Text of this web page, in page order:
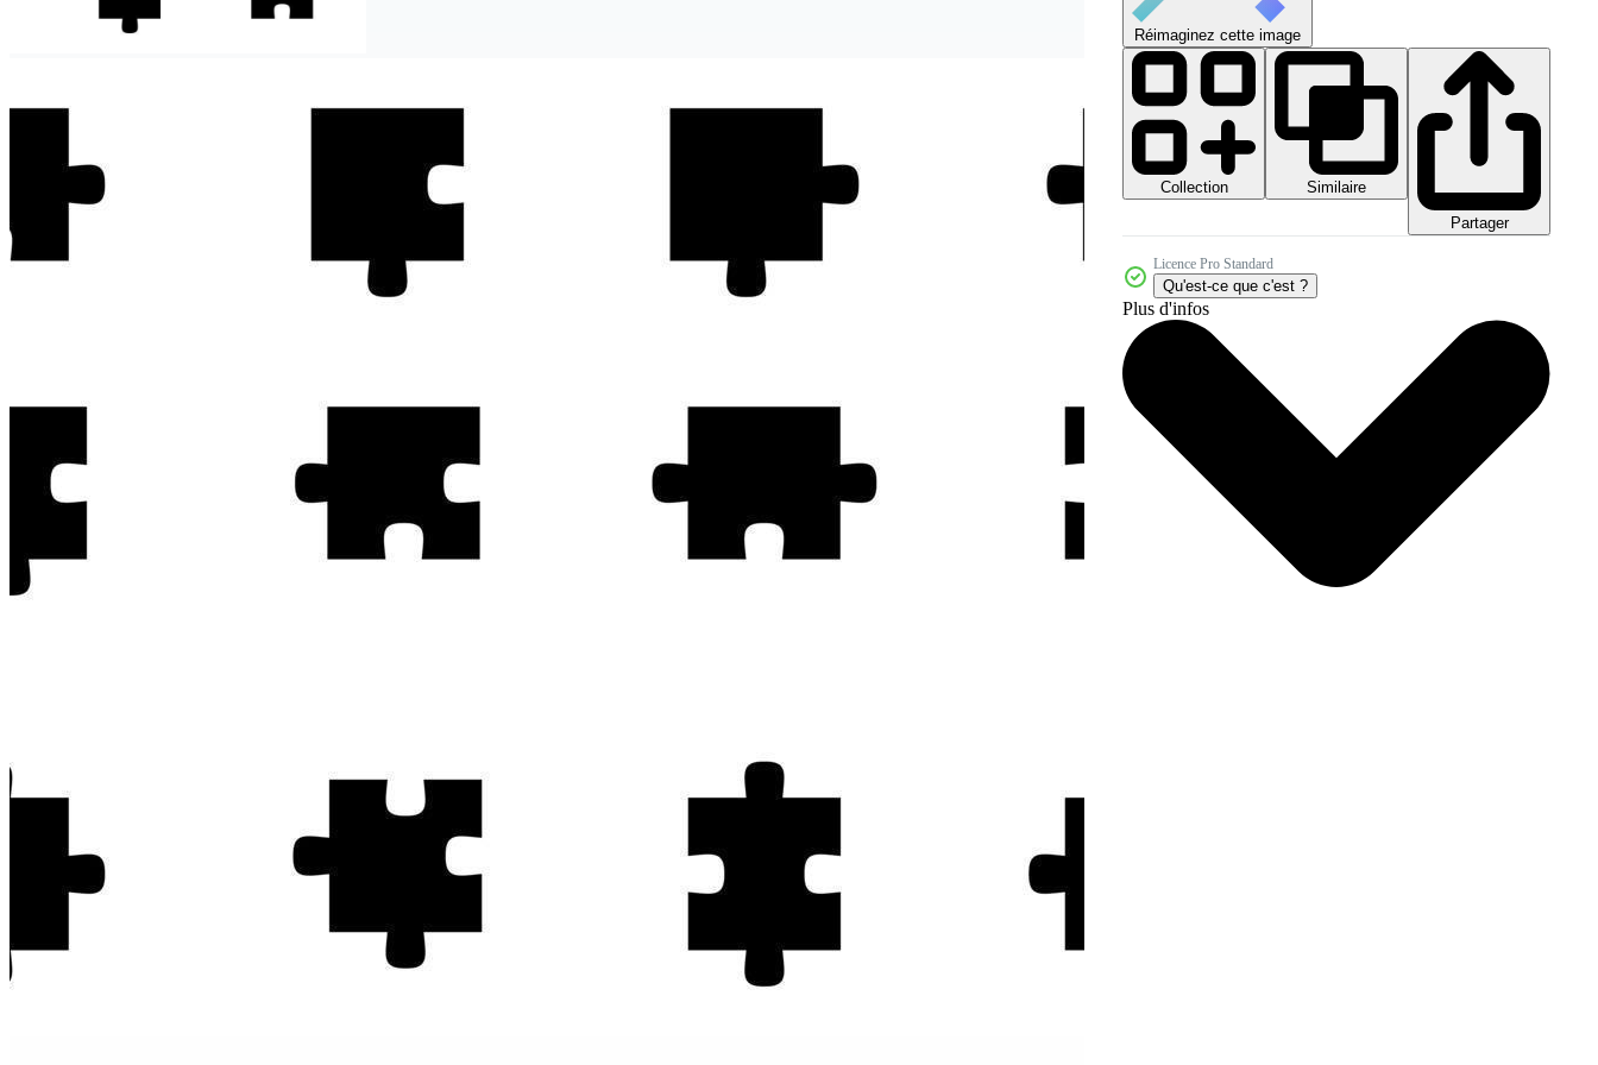
Réimaginez cette image
Collection
Similaire
Partager
Licence Pro Standard
Qu'est-ce que c'est ?
Plus d'infos